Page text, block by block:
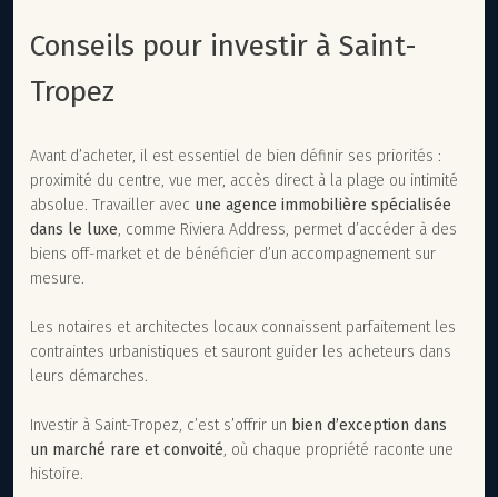
Conseils pour investir à Saint-
Tropez
Avant d’acheter, il est essentiel de bien définir ses priorités :
proximité du centre, vue mer, accès direct à la plage ou intimité
absolue. Travailler avec une agence immobilière spécialisée
dans le luxe, comme Riviera Address, permet d’accéder à des
biens off-market et de bénéficier d’un accompagnement sur
mesure.
Les notaires et architectes locaux connaissent parfaitement les
contraintes urbanistiques et sauront guider les acheteurs dans
leurs démarches.
Investir à Saint-Tropez, c’est s’offrir un bien d’exception dans
un marché rare et convoité, où chaque propriété raconte une
histoire.